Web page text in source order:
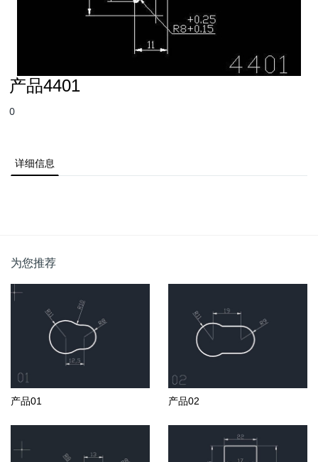
产品4401
0
详细信息
为您推荐
产品01 产品02